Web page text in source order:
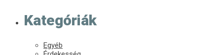
Kategóriák
Egyéb